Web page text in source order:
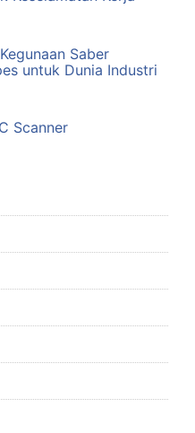
Saber
untuk Dunia Industri
Scanner